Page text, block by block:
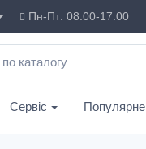
Пн-Пт: 08:00-17:00
Сервіс Популярне